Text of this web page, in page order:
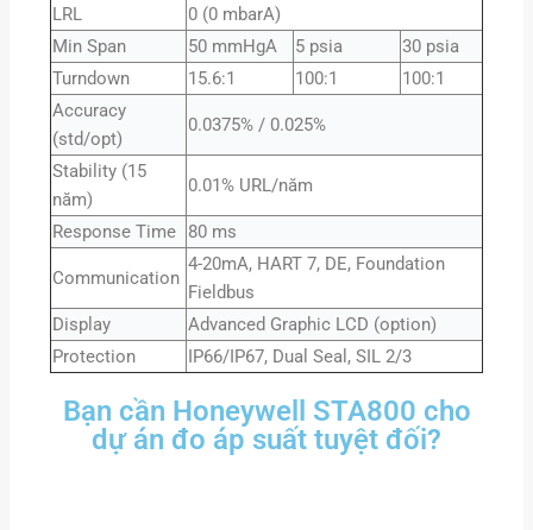
LRL
0 (0 mbarA)
Min Span
50 mmHgA 5 psia
30 psia
Turndown
15.6:1 100:1
100:1
Accuracy
(std/opt)
0.0375% / 0.025%
Stability (15
năm)
0.01% URL/năm
Response Time 80 ms
Communication
4-20mA, HART 7, DE, Foundation
Fieldbus
Display
Advanced Graphic LCD (option)
Protection
IP66/IP67, Dual Seal, SIL 2/3
Bạn cần Honeywell STA800 cho
dự án đo áp suất tuyệt đối?